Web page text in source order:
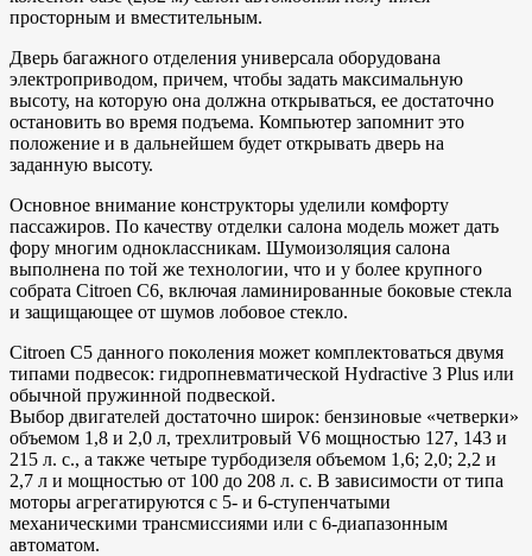
просторным и вместительным.
Дверь багажного отделения универсала оборудована
электроприводом, причем, чтобы задать максимальную
высоту, на которую она должна открываться, ее достаточно
остановить во время подъема. Компьютер запомнит это
положение и в дальнейшем будет открывать дверь на
заданную высоту.
Основное внимание конструкторы уделили комфорту
пассажиров. По качеству отделки салона модель может дать
фору многим одноклассникам. Шумоизоляция салона
выполнена по той же технологии, что и у более крупного
собрата Citroen С6, включая ламинированные боковые стекла
и защищающее от шумов лобовое стекло.
Citroen С5 данного поколения может комплектоваться двумя
типами подвесок: гидропневматической Hydractive 3 Plus или
обычной пружинной подвеской.
Выбор двигателей достаточно широк: бензиновые «четверки»
объемом 1,8 и 2,0 л, трехлитровый V6 мощностью 127, 143 и
215 л. с., а также четыре турбодизеля объемом 1,6; 2,0; 2,2 и
2,7 л и мощностью от 100 до 208 л. с. В зависимости от типа
моторы агрегатируются с 5- и 6-ступенчатыми
механическими трансмиссиями или с 6-диапазонным
автоматом.